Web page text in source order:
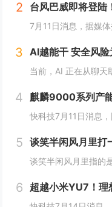
2 台风巴威即将登陆
3 AI越能干 安全风险
4
5 谈笑半闲风月里打
6